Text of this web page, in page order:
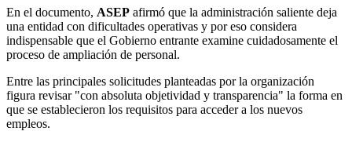
En el documento, ASEP afirmó que la administración saliente deja
una entidad con dificultades operativas y por eso considera
indispensable que el Gobierno entrante examine cuidadosamente el
proceso de ampliación de personal.
Entre las principales solicitudes planteadas por la organización
figura revisar "con absoluta objetividad y transparencia" la forma en
que se establecieron los requisitos para acceder a los nuevos
empleos.